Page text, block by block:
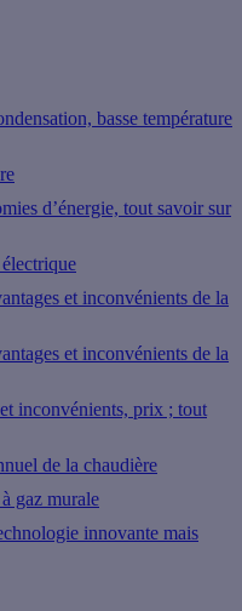
basse température
d’énergie, tout savoir sur
et inconvénients de la
et inconvénients de la
inconvénients, prix ; tout
de la chaudière
gaz murale
innovante mais